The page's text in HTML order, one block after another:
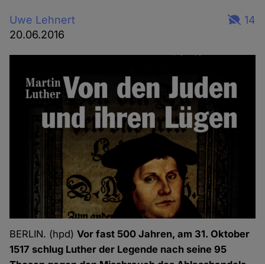
Uwe Lehnert
20.06.2016
14
BERLIN. (hpd)Vor fast 500 Jahren, am 31. Oktober
1517 schlug Luther der Legende nach seine 95